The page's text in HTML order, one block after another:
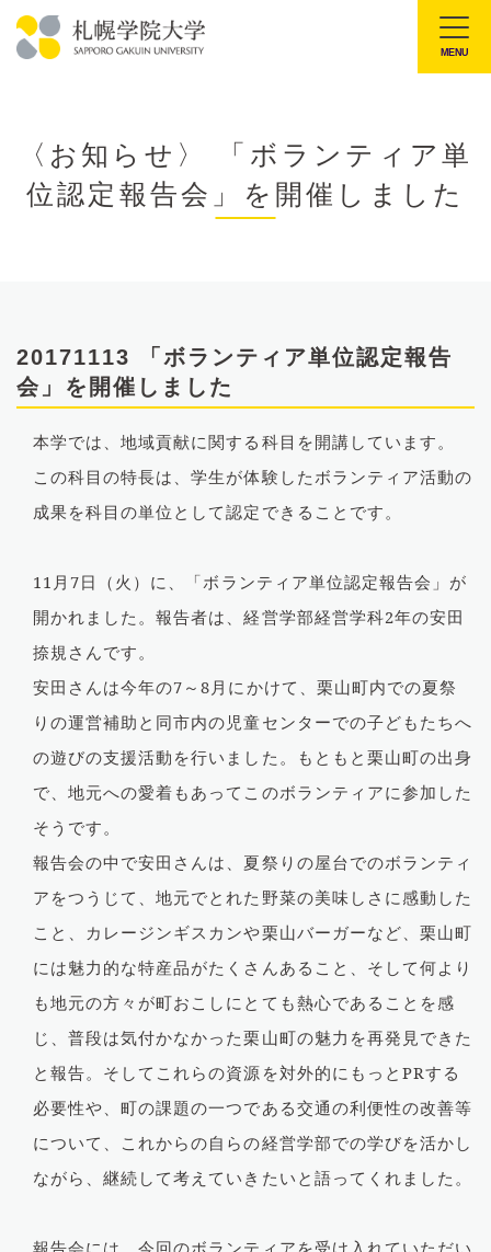
文
大
MENU
〈お知らせ〉 「ボランティア単
位認定報告会」を開催しました
20171113 「ボランティア単位認定報告
会」を開催しました
本学では、地域貢献に関する科目を開講しています。
この科目の特長は、学生が体験したボランティア活動の
成果を科目の単位として認定できることです。
11 月 7日（火）に、「ボランティア単位認定報告会」が
開かれました。報告者は、経営学部経営学科2年の安田
捺規さんです。
安田さんは今年の7 ～8月にかけて、栗山町内での夏祭
りの運営補助と同市内の児童センターでの子どもたちへ
の遊びの支援活動を行いました。もともと栗山町の出身
で、地元への愛着もあってこのボランティアに参加した
そうです。
報告会の中で安田さんは、夏祭りの屋台でのボランティ
アをつうじて、地元でとれた野菜の美味しさに感動した
こと、カレージンギスカンや栗山バーガーなど、栗山町
には魅力的な特産品がたくさんあること、そして何より
も地元の方々が町おこしにとても熱心であることを感
じ、普段は気付かなかった栗山町の魅力を再発見できた
と報告。そしてこれらの資源を対外的にもっとPRする
必要性や、町の課題の一つである交通の利便性の改善等
について、これからの自らの経営学部での学びを活かし
ながら、継続して考えていきたいと語ってくれました。
報告会には、今回のボランティアを受け入れていただい